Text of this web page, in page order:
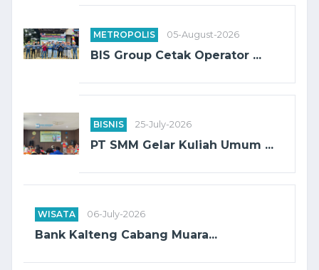
METROPOLIS 05-August-2026
BIS Group Cetak Operator ...
BISNIS 25-July-2026
PT SMM Gelar Kuliah Umum ...
WISATA 06-July-2026
Bank Kalteng Cabang Muara...